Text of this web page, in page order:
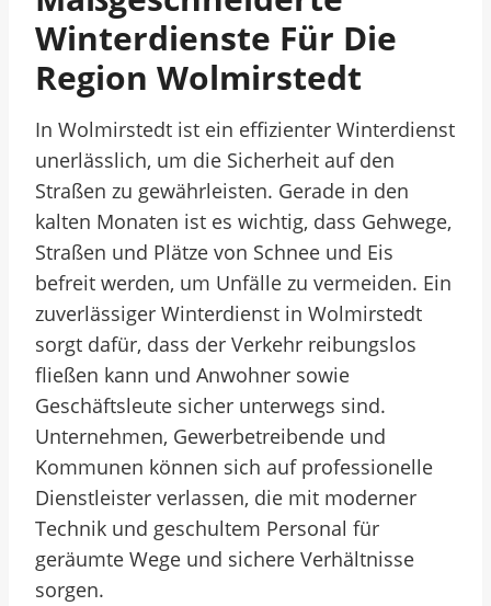
Winterdienste Für Die
Region Wolmirstedt
In Wolmirstedt ist ein effizienter Winterdienst
unerlässlich, um die Sicherheit auf den
Straßen zu gewährleisten. Gerade in den
kalten Monaten ist es wichtig, dass Gehwege,
Straßen und Plätze von Schnee und Eis
befreit werden, um Unfälle zu vermeiden. Ein
zuverlässiger Winterdienst in Wolmirstedt
sorgt dafür, dass der Verkehr reibungslos
fließen kann und Anwohner sowie
Geschäftsleute sicher unterwegs sind.
Unternehmen, Gewerbetreibende und
Kommunen können sich auf professionelle
Dienstleister verlassen, die mit moderner
Technik und geschultem Personal für
geräumte Wege und sichere Verhältnisse
sorgen.